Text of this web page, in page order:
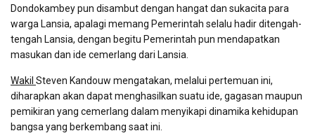
Dondokambey pun disambut dengan hangat dan sukacita para
warga Lansia, apalagi memang Pemerintah selalu hadir ditengah-
tengah Lansia, dengan begitu Pemerintah pun mendapatkan
masukan dan ide cemerlang dari Lansia.
Wakil Steven Kandouw mengatakan, melalui pertemuan ini,
diharapkan akan dapat menghasilkan suatu ide, gagasan maupun
pemikiran yang cemerlang dalam menyikapi dinamika kehidupan
bangsa yang berkembang saat ini.